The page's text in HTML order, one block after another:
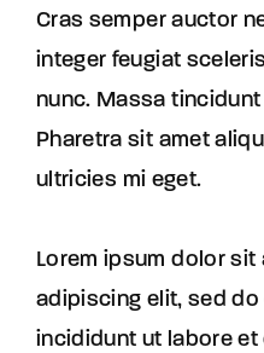
Cras semper auctor
integer feugiat
nunc. Massa
Pharetra sit amet
ultricies mi eget.
Lorem ipsum dolor
adipiscing elit, sed
incididunt ut labore et